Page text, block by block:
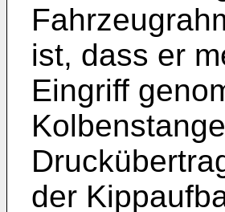
ist, dass er
Eingriff
der